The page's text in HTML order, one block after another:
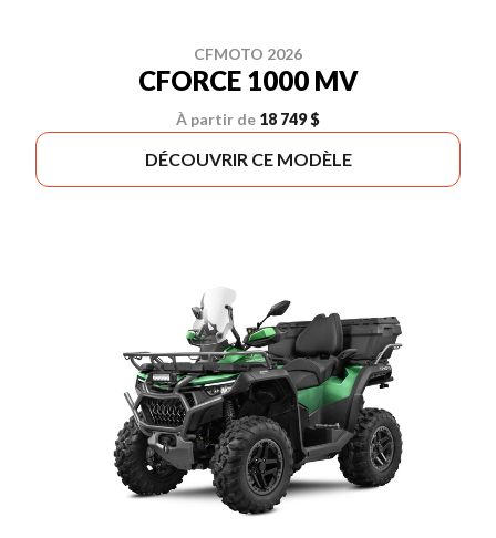
CFMOTO 2026
CFORCE 1000 MV
À partir de 18 749 $
DÉCOUVRIR CE MODÈLE